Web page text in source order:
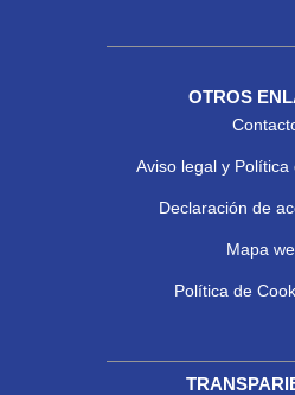
OTROS
Aviso legal y Política
Declaración de
Mapa
Política de